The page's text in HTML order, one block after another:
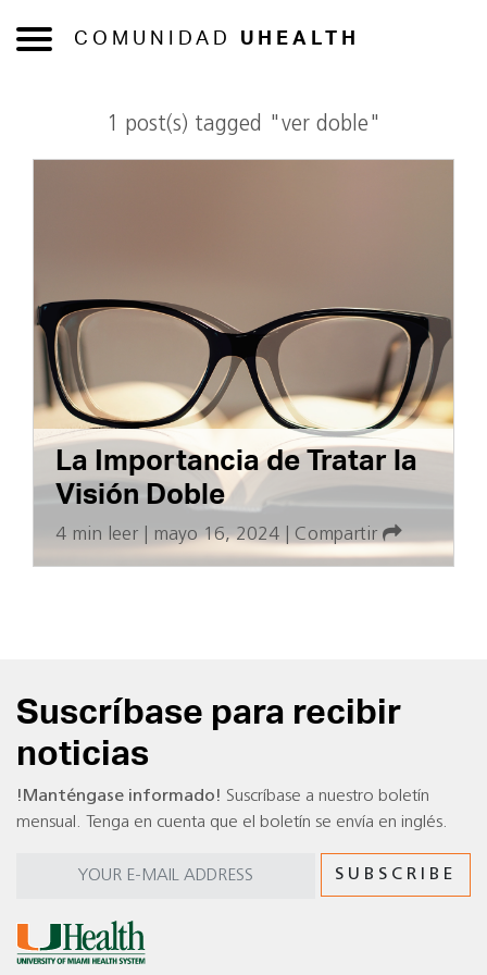
COMUNIDAD UHEALTH
1 post(s) tagged "ver doble"
La Importancia de Tratar la
Visión Doble
4 min leer| mayo 16, 2024 Compartir
Suscríbase para recibir
noticias
!Manténgase informado! Suscríbase a nuestro boletín
mensual. Tenga en cuenta que el boletín se envía en inglés.